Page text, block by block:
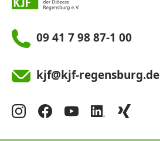
09 41 7 98 87-1 00
kjf@kjf-regensburg.de